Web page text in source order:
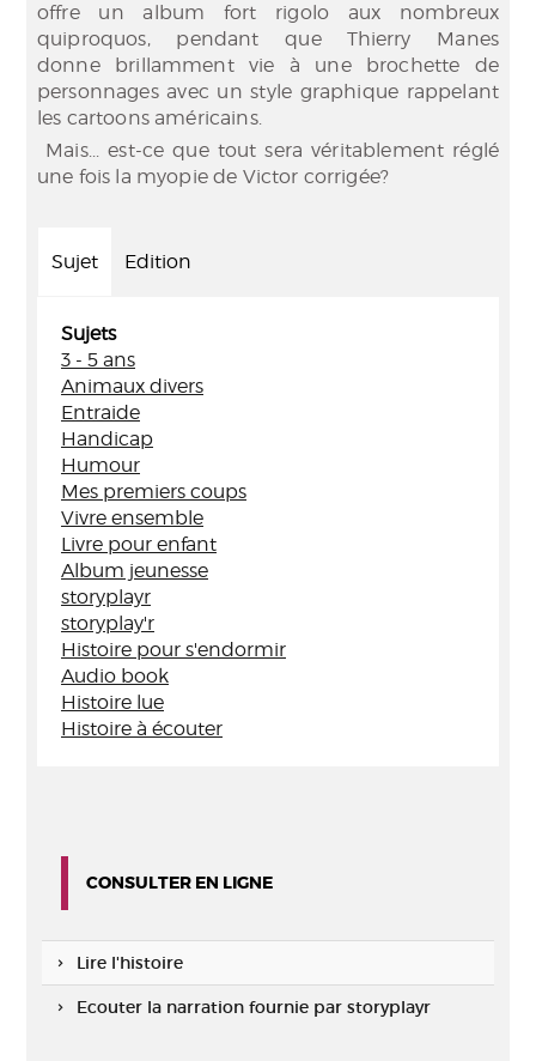
offre un album fort rigolo aux nombreux
quiproquos, pendant que Thierry Manes
donne brillamment vie à une brochette de
personnages avec un style graphique rappelant
les cartoons américains.
Mais... est-ce que tout sera véritablement réglé
une fois la myopie de Victor corrigée?
Sujet Edition
Sujets
3 - 5 ans
Animaux divers
Entraide
Handicap
Humour
Mes premiers coups
Vivre ensemble
Livre pour enfant
Album jeunesse
storyplayr
storyplay'r
Histoire pour s'endormir
Audio book
Histoire lue
Histoire à écouter
CONSULTER EN LIGNE
Lire l'histoire
Ecouter la narration fournie par storyplayr